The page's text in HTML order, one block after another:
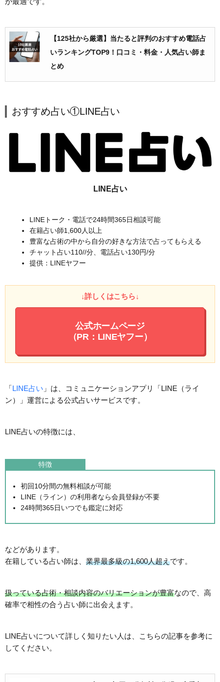
【125社から厳選】当たると評判のおすすめ電話占
いランキングTOP9！口コミ・料金・人気占い師ま
とめ
おすすめ占い①LINE占い
LINE占い
LINEトーク・電話で24時間365日相談可能
在籍占い師1,600人以上
豊富な占術の中から自分の好きな方法で占ってもらえる
チャット占い110//分、電話占い130円/分
提供：LINEヤフー
↓詳しくはこちら↓
公式ホームページ
（PR：LINEヤフー）
「LINE占い 」は、コミュニケーションアプリ「LINE（ライ
ン）」運営による公式占いサービスです。
LINE占いの特徴には、
特徴
初回10分間の無料相談が可能
LINE（ライン）の利用者なら会員登録が不要
24時間365日いつでも鑑定に対応
などがあります。
在籍している占い師は、 業界最多級の1,600人超えです。
扱っている占術・相談内容のバリエーションが豊富なので、高
確率で相性の合う占い師に出会えます。
LINE占いについて詳しく知りたい人は、こちらの記事を参考に
してください。